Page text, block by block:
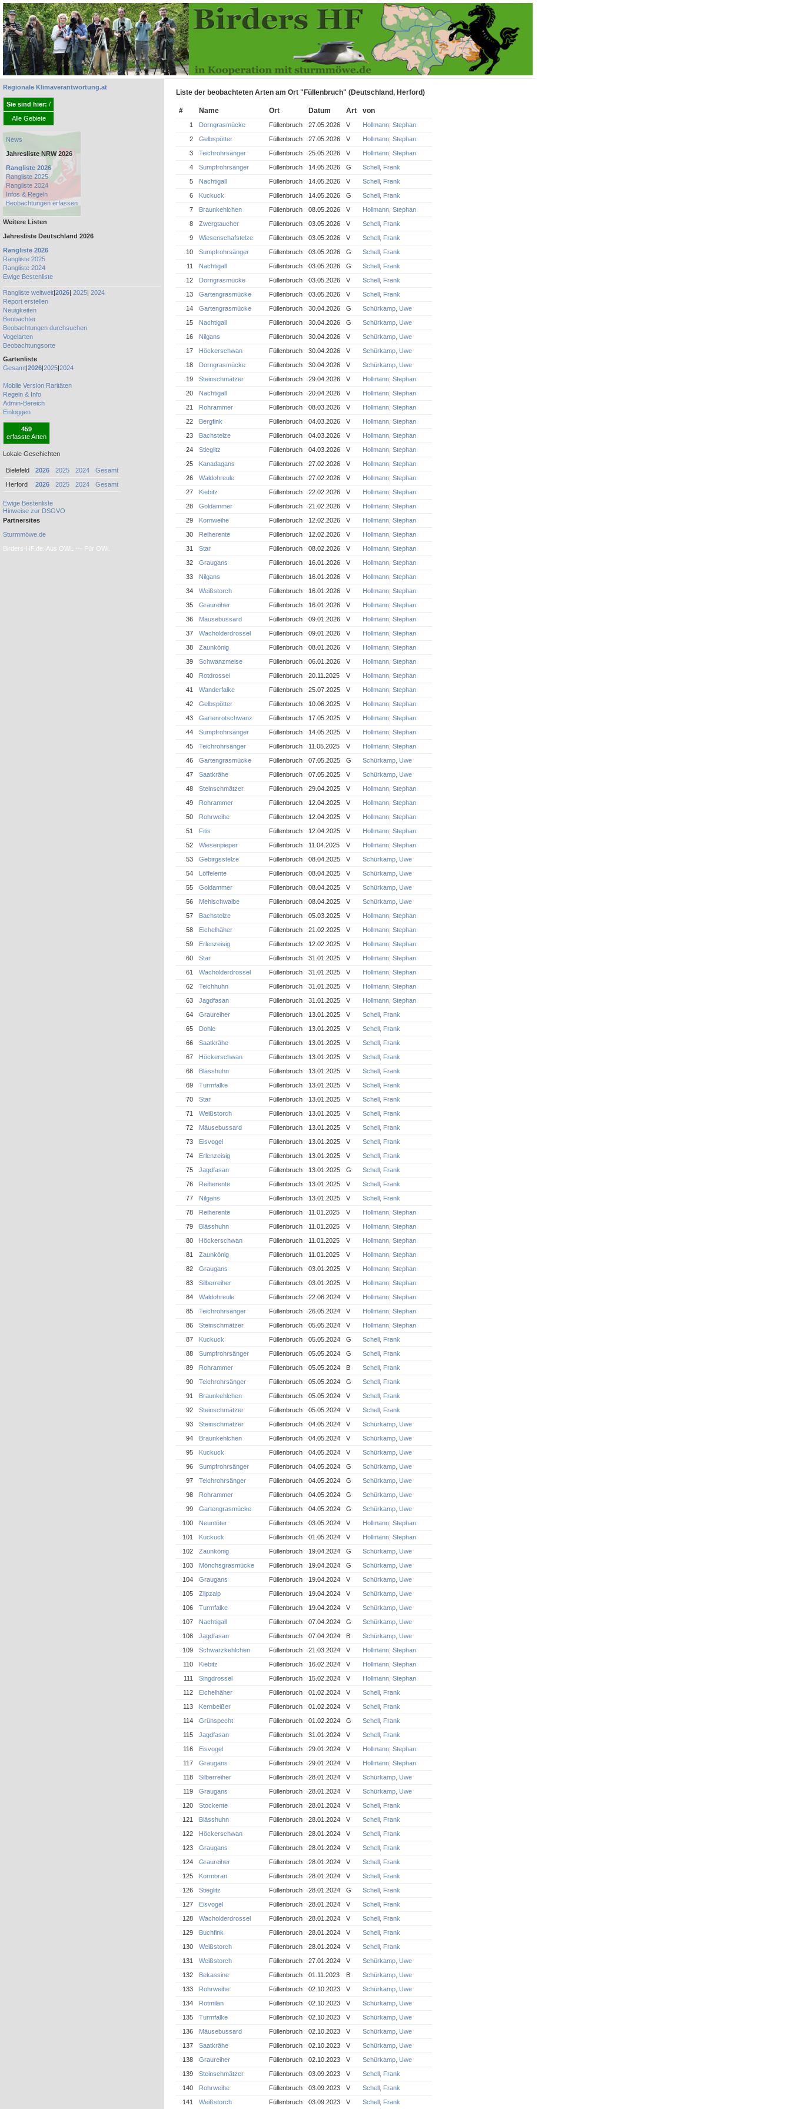
Regionale Klimaverantwortung.at
Sie sind hier: /
Alle Gebiete
News
Jahresliste NRW 2026
Rangliste 2026
Rangliste 2025
Rangliste 2024
Infos & Regeln
Beobachtungen erfassen
Weitere Listen
Jahresliste Deutschland 2026
Rangliste 2026
Rangliste 2025
Rangliste 2024
Ewige Bestenliste
Rangliste weltweit|2026| 2025| 2024
Report erstellen
Neuigkeiten
Beobachter
Beobachtungen durchsuchen
Vogelarten
Beobachtungsorte
Gartenliste
Gesamt 2026 2025 2024
Mobile Version Raritäten
Regeln & Info
Admin-Bereich
Einloggen
459
erfasste Arten
Lokale Geschichten
Bielefeld 2026 2025 2024
Gesamt
Herford
2026 2025 2024 Gesamt
Ewige Bestenliste
Hinweise zur DSGVO
Partnersites
Sturmmöwe.de
Birders-HF.de: Aus OWL --- Für OWl.
Liste der beobachteten Arten am Ort "Füllenbruch" (Deutschland, Herford)
# Name Ort Datum Art von
1 Dorngrasmücke Füllenbruch 27.05.2026 V
Hollmann, Stephan
2
Gelbspötter Füllenbruch 27.05.2026 V
Hollmann, Stephan
3
Teichrohrsänger Füllenbruch 25.05.2026 V
Hollmann, Stephan
4
Sumpfrohrsänger Füllenbruch 14.05.2026 G
Schell, Frank
5
Nachtigall Füllenbruch 14.05.2026 V
Schell, Frank
6
Kuckuck Füllenbruch 14.05.2026 G
Schell, Frank
7
Braunkehlchen Füllenbruch 08.05.2026 V
Hollmann, Stephan
8
Zwergtaucher Füllenbruch 03.05.2026 V
Schell, Frank
9
Wiesenschafstelze Füllenbruch 03.05.2026 V
Schell, Frank
10
Sumpfrohrsänger Füllenbruch 03.05.2026 G
Schell, Frank
11
Nachtigall Füllenbruch 03.05.2026 G
Schell, Frank
12
Dorngrasmücke Füllenbruch 03.05.2026 V
Schell, Frank
13
Gartengrasmücke Füllenbruch 03.05.2026 V
Schell, Frank
14
Gartengrasmücke Füllenbruch 30.04.2026 G
Schürkamp, Uwe
15
Nachtigall Füllenbruch 30.04.2026 G
Schürkamp, Uwe
16
Nilgans Füllenbruch 30.04.2026 V
Schürkamp, Uwe
17
Höckerschwan Füllenbruch 30.04.2026 V
Schürkamp, Uwe
18
Dorngrasmücke Füllenbruch 30.04.2026 V
Schürkamp, Uwe
19
Steinschmätzer Füllenbruch 29.04.2026 V
Hollmann, Stephan
20
Nachtigall Füllenbruch 20.04.2026 V
Hollmann, Stephan
21
Rohrammer Füllenbruch 08.03.2026 V
Hollmann, Stephan
22
Bergfink Füllenbruch 04.03.2026 V
Hollmann, Stephan
23
Bachstelze Füllenbruch 04.03.2026 V
Hollmann, Stephan
24
Stieglitz Füllenbruch 04.03.2026 V
Hollmann, Stephan
25
Kanadagans Füllenbruch 27.02.2026 V
Hollmann, Stephan
26
Waldohreule Füllenbruch 27.02.2026 V
Hollmann, Stephan
27
Kiebitz Füllenbruch 22.02.2026 V
Hollmann, Stephan
28
Goldammer Füllenbruch 21.02.2026 V
Hollmann, Stephan
29
Kornweihe Füllenbruch 12.02.2026 V
Hollmann, Stephan
30
Reiherente Füllenbruch 12.02.2026 V
Hollmann, Stephan
31
Star Füllenbruch 08.02.2026 V
Hollmann, Stephan
32
Graugans Füllenbruch 16.01.2026 V
Hollmann, Stephan
33
Nilgans Füllenbruch 16.01.2026 V
Hollmann, Stephan
34
Weißstorch Füllenbruch 16.01.2026 V
Hollmann, Stephan
35
Graureiher Füllenbruch 16.01.2026 V
Hollmann, Stephan
36
Mäusebussard Füllenbruch 09.01.2026 V
Hollmann, Stephan
37
Wacholderdrossel Füllenbruch 09.01.2026 V
Hollmann, Stephan
38
Zaunkönig Füllenbruch 08.01.2026 V
Hollmann, Stephan
39
Schwanzmeise Füllenbruch 06.01.2026 V
Hollmann, Stephan
40
Rotdrossel Füllenbruch 20.11.2025 V
Hollmann, Stephan
41
Wanderfalke Füllenbruch 25.07.2025 V
Hollmann, Stephan
42
Gelbspötter Füllenbruch 10.06.2025 V
Hollmann, Stephan
43
Gartenrotschwanz Füllenbruch 17.05.2025 V
Hollmann, Stephan
44
Sumpfrohrsänger Füllenbruch 14.05.2025 V
Hollmann, Stephan
45
Teichrohrsänger Füllenbruch 11.05.2025 V
Hollmann, Stephan
46
Gartengrasmücke Füllenbruch 07.05.2025 G
Schürkamp, Uwe
47
Saatkrähe Füllenbruch 07.05.2025 V
Schürkamp, Uwe
48
Steinschmätzer Füllenbruch 29.04.2025 V
Hollmann, Stephan
49
Rohrammer Füllenbruch 12.04.2025 V
Hollmann, Stephan
50
Rohrweihe Füllenbruch 12.04.2025 V
Hollmann, Stephan
51
Fitis Füllenbruch 12.04.2025 V
Hollmann, Stephan
52
Wiesenpieper Füllenbruch 11.04.2025 V
Hollmann, Stephan
53
Gebirgsstelze Füllenbruch 08.04.2025 V
Schürkamp, Uwe
54
Löffelente Füllenbruch 08.04.2025 V
Schürkamp, Uwe
55
Goldammer Füllenbruch 08.04.2025 V
Schürkamp, Uwe
56
Mehlschwalbe Füllenbruch 08.04.2025 V
Schürkamp, Uwe
57
Bachstelze Füllenbruch 05.03.2025 V
Hollmann, Stephan
58
Eichelhäher Füllenbruch 21.02.2025 V
Hollmann, Stephan
59
Erlenzeisig Füllenbruch 12.02.2025 V
Hollmann, Stephan
60
Star Füllenbruch 31.01.2025 V
Hollmann, Stephan
61
Wacholderdrossel Füllenbruch 31.01.2025 V
Hollmann, Stephan
62
Teichhuhn Füllenbruch 31.01.2025 V
Hollmann, Stephan
63
Jagdfasan Füllenbruch 31.01.2025 V
Hollmann, Stephan
64
Graureiher Füllenbruch 13.01.2025 V
Schell, Frank
65
Dohle Füllenbruch 13.01.2025 V
Schell, Frank
66
Saatkrähe Füllenbruch 13.01.2025 V
Schell, Frank
67
Höckerschwan Füllenbruch 13.01.2025 V
Schell, Frank
68
Blässhuhn Füllenbruch 13.01.2025 V
Schell, Frank
69
Turmfalke Füllenbruch 13.01.2025 V
Schell, Frank
70
Star Füllenbruch 13.01.2025 V
Schell, Frank
71
Weißstorch Füllenbruch 13.01.2025 V
Schell, Frank
72
Mäusebussard Füllenbruch 13.01.2025 V
Schell, Frank
73
Eisvogel Füllenbruch 13.01.2025 V
Schell, Frank
74
Erlenzeisig Füllenbruch 13.01.2025 V
Schell, Frank
75
Jagdfasan Füllenbruch 13.01.2025 G
Schell, Frank
76
Reiherente Füllenbruch 13.01.2025 V
Schell, Frank
77
Nilgans Füllenbruch 13.01.2025 V
Schell, Frank
78
Reiherente Füllenbruch 11.01.2025 V
Hollmann, Stephan
79
Blässhuhn Füllenbruch 11.01.2025 V
Hollmann, Stephan
80
Höckerschwan Füllenbruch 11.01.2025 V
Hollmann, Stephan
81
Zaunkönig Füllenbruch 11.01.2025 V
Hollmann, Stephan
82
Graugans Füllenbruch 03.01.2025 V
Hollmann, Stephan
83
Silberreiher Füllenbruch 03.01.2025 V
Hollmann, Stephan
84
Waldohreule Füllenbruch 22.06.2024 V
Hollmann, Stephan
85
Teichrohrsänger Füllenbruch 26.05.2024 V
Hollmann, Stephan
86
Steinschmätzer Füllenbruch 05.05.2024 V
Hollmann, Stephan
87
Kuckuck Füllenbruch 05.05.2024 G
Schell, Frank
88
Sumpfrohrsänger Füllenbruch 05.05.2024 G
Schell, Frank
89
Rohrammer Füllenbruch 05.05.2024 B
Schell, Frank
90
Teichrohrsänger Füllenbruch 05.05.2024 G
Schell, Frank
91
Braunkehlchen Füllenbruch 05.05.2024 V
Schell, Frank
92
Steinschmätzer Füllenbruch 05.05.2024 V
Schell, Frank
93
Steinschmätzer Füllenbruch 04.05.2024 V
Schürkamp, Uwe
94
Braunkehlchen Füllenbruch 04.05.2024 V
Schürkamp, Uwe
95
Kuckuck Füllenbruch 04.05.2024 V
Schürkamp, Uwe
96
Sumpfrohrsänger Füllenbruch 04.05.2024 G
Schürkamp, Uwe
97
Teichrohrsänger Füllenbruch 04.05.2024 G
Schürkamp, Uwe
98
Rohrammer Füllenbruch 04.05.2024 G
Schürkamp, Uwe
99
Gartengrasmücke Füllenbruch 04.05.2024 G
Schürkamp, Uwe
100
Neuntöter Füllenbruch 03.05.2024 V
Hollmann, Stephan
101
Kuckuck Füllenbruch 01.05.2024 V
Hollmann, Stephan
102
Zaunkönig Füllenbruch 19.04.2024 G
Schürkamp, Uwe
103
Mönchsgrasmücke Füllenbruch 19.04.2024 G
Schürkamp, Uwe
104
Graugans Füllenbruch 19.04.2024 V
Schürkamp, Uwe
105
Zilpzalp Füllenbruch 19.04.2024 V
Schürkamp, Uwe
106
Turmfalke Füllenbruch 19.04.2024 V
Schürkamp, Uwe
107
Nachtigall Füllenbruch 07.04.2024 G
Schürkamp, Uwe
108
Jagdfasan Füllenbruch 07.04.2024 B
Schürkamp, Uwe
109
Schwarzkehlchen Füllenbruch 21.03.2024 V
Hollmann, Stephan
110
Kiebitz Füllenbruch 16.02.2024 V
Hollmann, Stephan
111
Singdrossel Füllenbruch 15.02.2024 V
Hollmann, Stephan
112
Eichelhäher Füllenbruch 01.02.2024 V
Schell, Frank
113
Kernbeißer Füllenbruch 01.02.2024 V
Schell, Frank
114
Grünspecht Füllenbruch 01.02.2024 G
Schell, Frank
115
Jagdfasan Füllenbruch 31.01.2024 V
Schell, Frank
116
Eisvogel Füllenbruch 29.01.2024 V
Hollmann, Stephan
117
Graugans Füllenbruch 29.01.2024 V
Hollmann, Stephan
118
Silberreiher Füllenbruch 28.01.2024 V
Schürkamp, Uwe
119
Graugans Füllenbruch 28.01.2024 V
Schürkamp, Uwe
120
Stockente Füllenbruch 28.01.2024 V
Schell, Frank
121
Blässhuhn Füllenbruch 28.01.2024 V
Schell, Frank
122
Höckerschwan Füllenbruch 28.01.2024 V
Schell, Frank
123
Graugans Füllenbruch 28.01.2024 V
Schell, Frank
124
Graureiher Füllenbruch 28.01.2024 V
Schell, Frank
125
Kormoran Füllenbruch 28.01.2024 V
Schell, Frank
126
Stieglitz Füllenbruch 28.01.2024 G
Schell, Frank
127
Eisvogel Füllenbruch 28.01.2024 V
Schell, Frank
128
Wacholderdrossel Füllenbruch 28.01.2024 V
Schell, Frank
129
Buchfink Füllenbruch 28.01.2024 V
Schell, Frank
130
Weißstorch Füllenbruch 28.01.2024 V
Schell, Frank
131
Weißstorch Füllenbruch 27.01.2024 V
Schürkamp, Uwe
132
Bekassine Füllenbruch 01.11.2023 B
Schürkamp, Uwe
133
Rohrweihe Füllenbruch 02.10.2023 V
Schürkamp, Uwe
134
Rotmilan Füllenbruch 02.10.2023 V
Schürkamp, Uwe
135
Turmfalke Füllenbruch 02.10.2023 V
Schürkamp, Uwe
136
Mäusebussard Füllenbruch 02.10.2023 V
Schürkamp, Uwe
137
Saatkrähe Füllenbruch 02.10.2023 V
Schürkamp, Uwe
138
Graureiher Füllenbruch 02.10.2023 V
Schürkamp, Uwe
139
Steinschmätzer Füllenbruch 03.09.2023 V
Schell, Frank
140
Rohrweihe Füllenbruch 03.09.2023 V
Schell, Frank
141
Weißstorch Füllenbruch 03.09.2023 V Schell, Frank